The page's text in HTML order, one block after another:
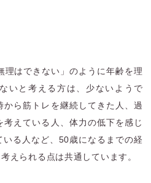
理はできない」のように年齢を理
いと考える方は、少ないようで
ら筋トレを継続してきた人、過
えている人、体力の低下を感じ
る人など、50歳になるまでの経
えられる点は共通しています。